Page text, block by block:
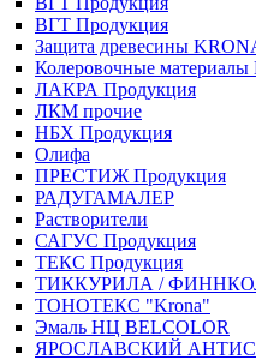
ВГТ Продукция
Защита древесины
Колеровочные
ЛАКРА Продукция
ЛКМ прочие
НБХ Продукция
Олифа
ПРЕСТИЖ Продукция
РАДУГАМАЛЕР
Растворители
САГУС Продукция
ТЕКС Продукция
ТИККУРИЛА /
ТОНОТЕКС "Krona"
Эмаль НЦ BELCOLOR
ЯРОСЛАВСКИЙ